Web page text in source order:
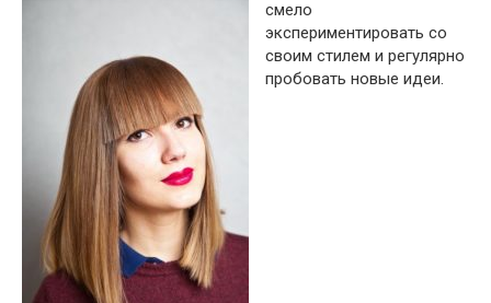
смело
экспериментировать со
своим стилем и регулярно
пробовать новые идеи.